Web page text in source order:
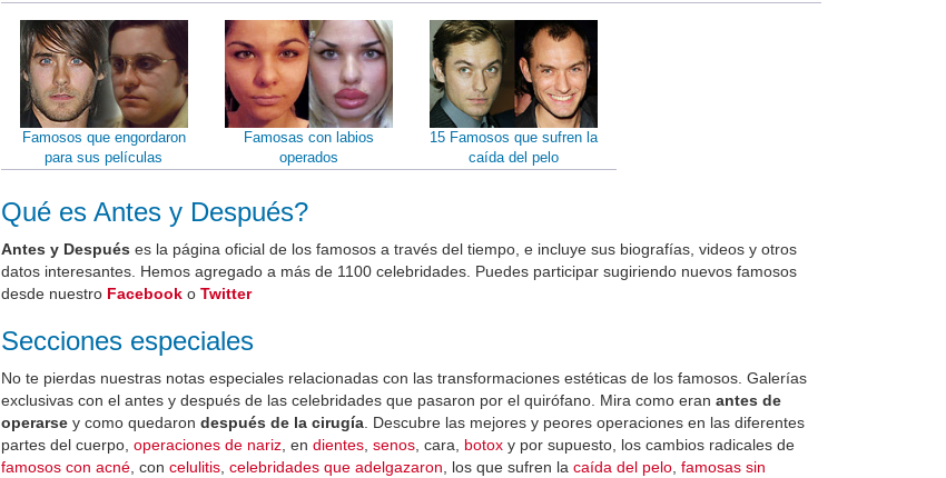
Famosos que engordaron
para sus películas
Famosas con labios
operados
15 Famosos que sufren la
caída del pelo
Qué es Antes y Después?
Antes y Después es la página oficial de los famosos a través del tiempo, e incluye sus biografías, videos y otros
datos interesantes. Hemos agregado a más de 1100 celebridades. Puedes participar sugiriendo nuevos famosos
desde nuestro Facebook oTwitter
Secciones especiales
No te pierdas nuestras notas especiales relacionadas con las transformaciones estéticas de los famosos. Galerías
exclusivas con el antes y después de las celebridades que pasaron por el quirófano. Mira como eranantes de
operarse y como quedarondespués de la cirugía . Descubre las mejores y peores operaciones en las diferentes
partes del cuerpo,operaciones de nariz , endientes ,senos , cara, botox y por supuesto, los cambios radicales de
famosos con acné , concelulitis ,celebridades que adelgazaron , los que sufren lacaída del pelo ,famosas sin